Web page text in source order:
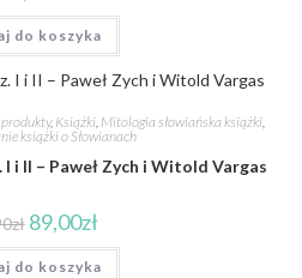
do koszyka
, Książki Mitologia słowiańska książki
książki o Słowianach
i II – Paweł Zych i Witold Vargas
zł 89,00zł
do koszyka